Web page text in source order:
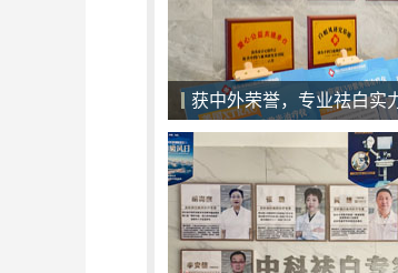
获中外荣誉，专业祛白实